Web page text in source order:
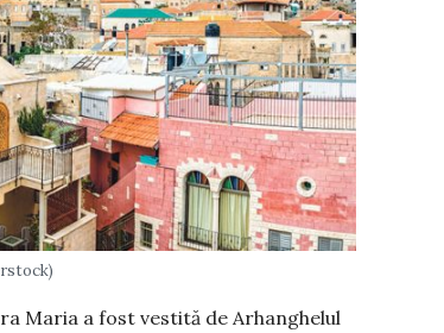
Maria a fost vestită de Ar­han­ghelul